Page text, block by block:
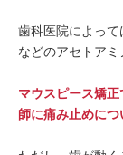
歯科医院によって
などのアセトアミ
マウスピース矯
師に痛み止めにつ